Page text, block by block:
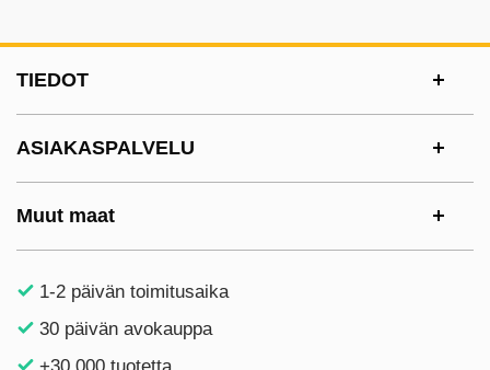
TIEDOT
ASIAKASPALVELU
Muut maat
1-2 päivän toimitusaika
30 päivän avokauppa
+30 000 tuotetta